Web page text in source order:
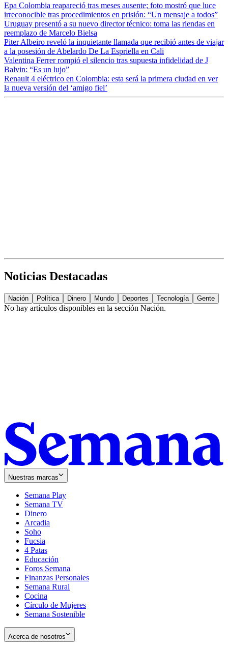
Epa Colombia reapareció tras meses ausente; foto mostró que luce
irreconocible tras procedimientos en prisión: “Un mensaje a todos”
Uruguay presentó a su nuevo director técnico: toma las riendas en
reemplazo de Marcelo Bielsa
Piter Albeiro reveló la inquietante llamada que recibió antes de viajar
a la posesión de Abelardo De La Espriella en Cali
Valentina Ferrer rompió el silencio tras supuesta infidelidad de J
Balvin: “Es un lujo”
Renault 4 eléctrico en Colombia: esta será la primera ciudad en ver
la nueva versión del ‘amigo fiel’
Noticias Destacadas
Nación Política Dinero Mundo Deportes Tecnología Gente
No hay artículos disponibles en la sección Nación.
Nuestras marcas
Semana Play
Semana TV
Dinero
Arcadia
Soho
in
new
window
Fucsia
in
new
window
4 Patas
Educación
Foros Semana
Finanzas Personales
Semana Rural
Cocina
Círculo de Mujeres
Semana Sostenible
Acerca de nosotros